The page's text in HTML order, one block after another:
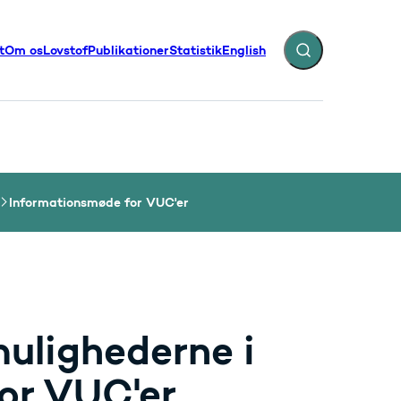
Om osLovstofPublikationerStatistikEnglish Fold søgefelt ud
- Flere links
Informationsmøde for VUC'er
i